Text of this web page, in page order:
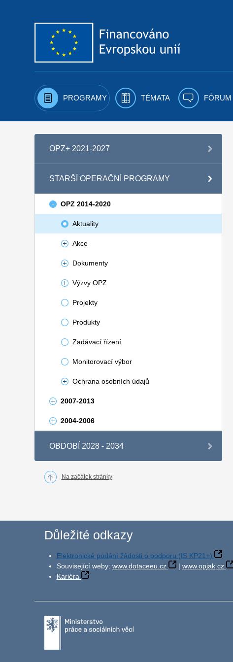
PROGRAMY TÉMATA FÓRUM
OPZ+ 2021-2027
STARŠÍ OPERAČNÍ PROGRAMY
OPZ 2014-2020
Aktuality
Akce
Dokumenty
Výzvy OPZ
Projekty
Produkty
Zadávací řízení
Monitorovací výbor
Ochrana osobních údajů
2007-2013
2004-2006
OBDOBÍ 2028 - 2034
Na začátek stránky
Důležité odkazy
Elektronické podání žádosti o podporu (IS KP21+)
Související weby: www.dotaceeu.cz | www.opjak.cz
Kariéra